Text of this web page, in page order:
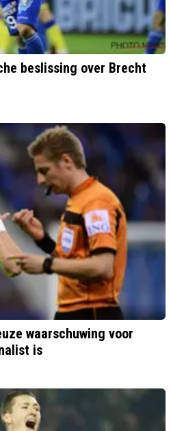
beslissing over Brecht
waarschuwing voor
is